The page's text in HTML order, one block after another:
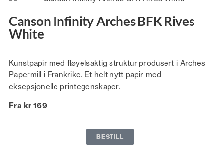
Canson Infinity Arches BFK Rives
White
Kunstpapir med fløyelsaktig struktur produsert i Arches
Papermill i Frankrike. Et helt nytt papir med
eksepsjonelle printegenskaper.
Fra kr 169
BESTILL